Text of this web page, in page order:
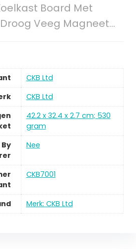
Board Met
Veeg Magneet…
‎CKB Ltd
‎CKB Ltd
‎42.2 x 32.4 x 2.7 cm; 530
gram
‎Nee
‎CKB7001
Merk: CKB Ltd